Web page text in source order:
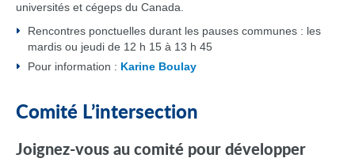
universités et cégeps du Canada.
Rencontres ponctuelles durant les pauses communes : les
mardis ou jeudi de 12 h 15 à 13 h 45
Pour information : Karine Boulay
Comité L’intersection
Joignez-vous au comité pour développer